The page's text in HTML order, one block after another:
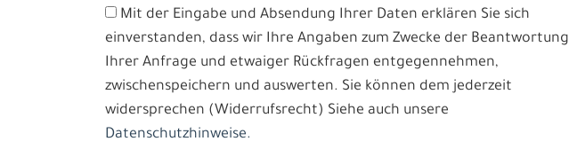
Mit der Eingabe und Absendung Ihrer Daten erklären Sie sich
einverstanden, dass wir Ihre Angaben zum Zwecke der Beantwortung
Ihrer Anfrage und etwaiger Rückfragen entgegennehmen,
zwischenspeichern und auswerten. Sie können dem jederzeit
widersprechen (Widerrufsrecht) Siehe auch unsere
Datenschutzhinweise.